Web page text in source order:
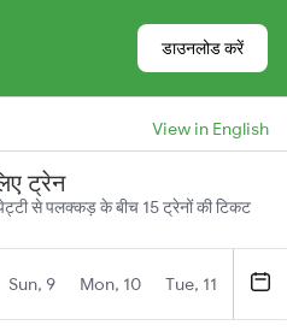
डाउनलोड करें
View in English
ट्रेन
से पलक्कड़ के बीच 15 ट्रेनों की टिकट
Sun, 9 Mon, 10 Tue, 11